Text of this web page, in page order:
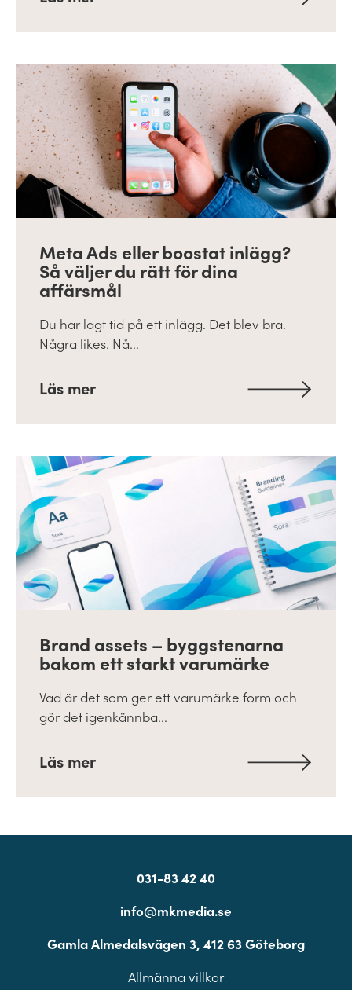
Meta Ads eller boostat inlägg?
Så väljer du rätt för dina
affärsmål
Du har lagt tid på ett inlägg. Det blev bra.
Några likes. Nå...
Läs mer
Brand assets – byggstenarna
bakom ett starkt varumärke
Vad är det som ger ett varumärke form och
gör det igenkännba...
Läs mer
031-83 42 40
info@mkmedia.se
Gamla Almedalsvägen 3, 412 63 Göteborg
Allmänna villkor